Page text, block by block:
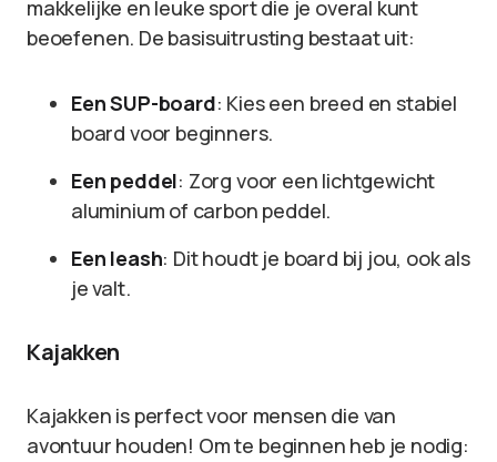
makkelijke en leuke sport die je overal kunt
beoefenen. De basisuitrusting bestaat uit:
Een SUP-board: Kies een breed en stabiel
board voor beginners.
Een peddel: Zorg voor een lichtgewicht
aluminium of carbon peddel.
Een leash: Dit houdt je board bij jou, ook als
je valt.
Kajakken
Kajakken is perfect voor mensen die van
avontuur houden! Om te beginnen heb je nodig: